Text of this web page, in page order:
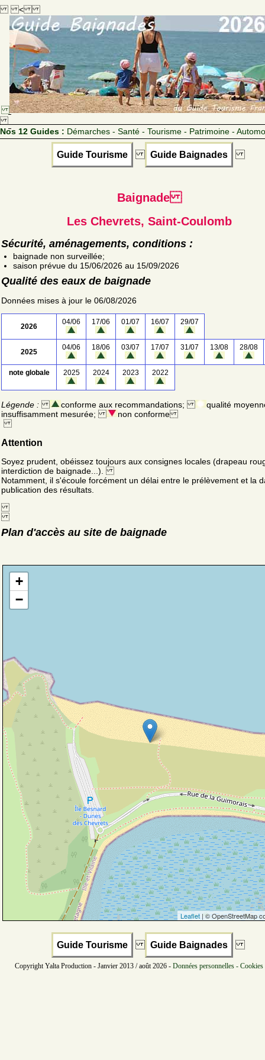
<
Nos 12 Guides : Démarches - Santé - Tourisme - Patrimoine -
Guide Tourisme Guide Baignades
Baignade
Les Chevrets, Saint-Coulomb
Sécurité, aménagements, conditions :
baignade non surveillée;
saison prévue du 15/06/2026 au 15/09/2026
Qualité des eaux de baignade
Données mises à jour le 06/08/2026
2026
04/06 17/06 01/07 16/07 29/07
2025
04/06 18/06 03/07 17/07 31/07 13/08 28/08
note globale 2025 2024 2023 2022
Légende : conforme aux recommandations;
qualité
insuffisamment mesurée;
non conforme
Attention
Soyez prudent, obéissez toujours aux consignes locales (drapeau
interdiction de baignade...).
Notamment, il s'écoule forcément un délai entre le prélèvement et la
publication des résultats.
Plan d'accès au site de baignade
+
−
Leaflet| © OpenStreetMap
Guide Tourisme Guide Baignades
Copyright Yalta Production - Janvier 2013 / août 2026 - Données personnelles -